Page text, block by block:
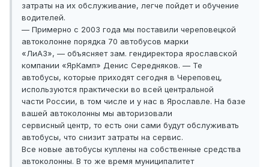
затраты на их обслуживание, легче пойдет и обучение
водителей.
— Примерно с 2003 года мы поставили череповецкой
автоколонне порядка 70 автобусов марки
«ЛиАЗ», — объясняет зам. гендиректора ярославской
компании «ЯрКамп» Денис Середняков. — Те
автобусы, которые приходят сегодня в Череповец,
используются практически во всей центральной
части России, в том числе и у нас в Ярославле. На базе
вашей автоколонны мы авторизовали
сервисный центр, то есть они сами будут обслуживать
автобусы, что снизит затраты на сервис.
Все новые автобусы куплены на собственные средства
автоколонны. В то же время муниципалитет